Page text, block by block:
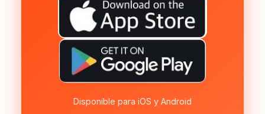
Disponible para iOS y Android